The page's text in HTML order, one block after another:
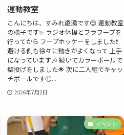
運動教室
こんにちは、すみれ遊湧です😊 運動教室
の様子です✨ ラジオ体操とフラフープを
行ってから フープホッケーをしました❗
避ける側も徐々に動きがよくなって 上手
になっています🎶 続いてカラーボールで
壁投げをしました🌟 次に二人組でキャッ
チボールです⚾...
2026年7月2日
イベント